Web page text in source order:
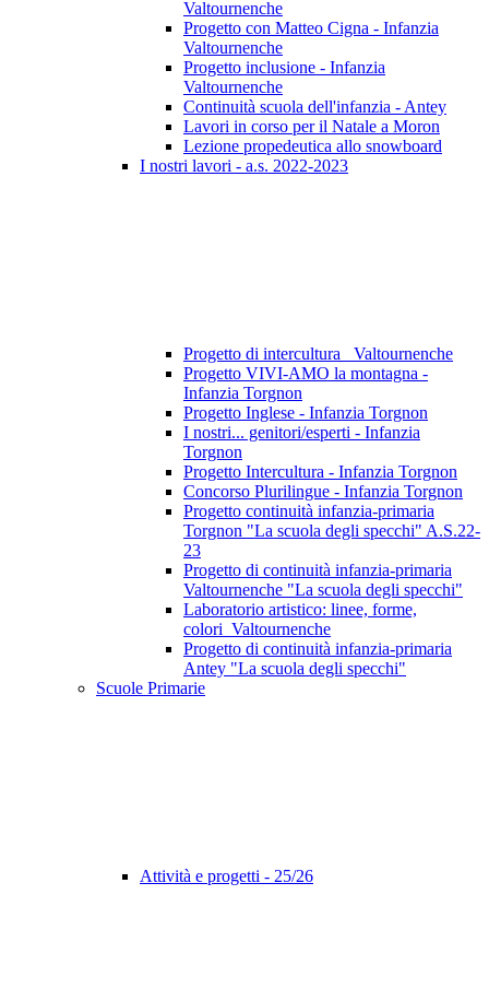
Valtournenche
Progetto con Matteo Cigna - Infanzia
Valtournenche
Progetto inclusione - Infanzia
Valtournenche
Continuità scuola dell'infanzia - Antey
Lavori in corso per il Natale a Moron
Lezione propedeutica allo snowboard
I nostri lavori - a.s. 2022-2023
Progetto di intercultura_ Valtournenche
Progetto VIVI-AMO la montagna -
Infanzia Torgnon
Progetto Inglese - Infanzia Torgnon
I nostri... genitori/esperti - Infanzia
Torgnon
Progetto Intercultura - Infanzia Torgnon
Concorso Plurilingue - Infanzia Torgnon
Progetto continuità infanzia-primaria
Torgnon "La scuola degli specchi" A.S.22-
23
Progetto di continuità infanzia-primaria
Valtournenche "La scuola degli specchi"
Laboratorio artistico: linee, forme,
colori_Valtournenche
Progetto di continuità infanzia-primaria
Antey "La scuola degli specchi"
Scuole Primarie
Attività e progetti - 25/26